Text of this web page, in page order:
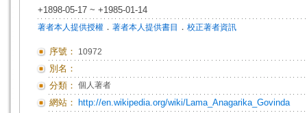
+1898-05-17 ~ +1985-01-14
著者本人提供授權 ． 著者本人提供書目 ． 校正著者資訊
序號： 10972
別名：
分類： 個人著者
網站： http://en.wikipedia.org/wiki/Lama_Anagarika_Govinda